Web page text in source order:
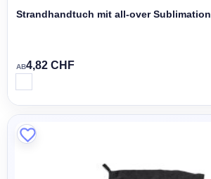
Strandhandtuch mit all-over Sublimation
AB4,82 CHF